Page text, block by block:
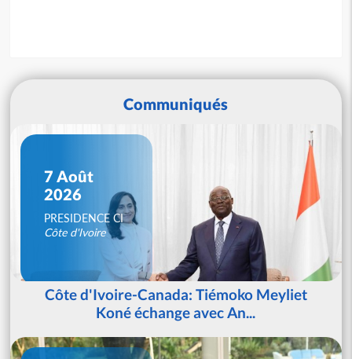
Communiqués
7 Août
2026
PRESIDENCE CI
Côte d'Ivoire
Côte d'Ivoire-Canada: Tiémoko Meyliet
Koné échange avec An...